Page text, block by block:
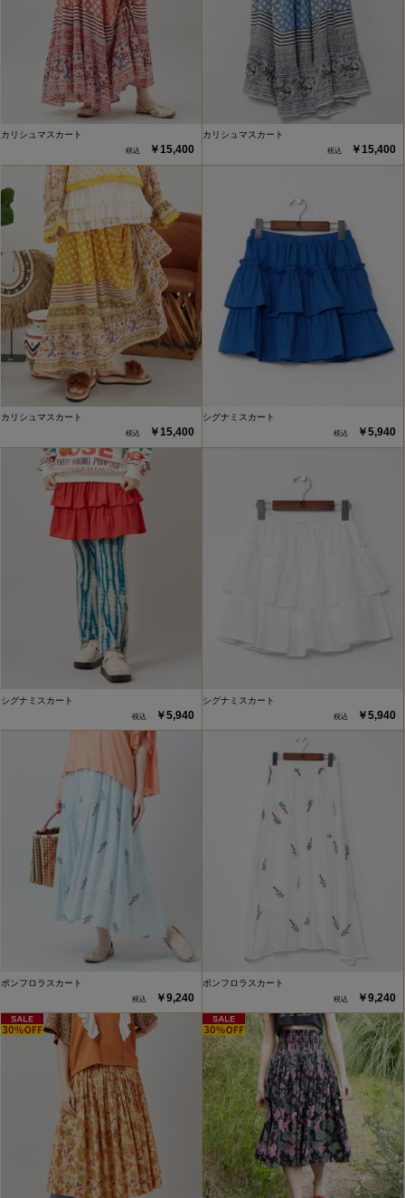
カリシュマスカート
￥15,400
カリシュマスカート
￥15,400
カリシュマスカート
￥15,400
シグナミスカート
￥5,940
シグナミスカート
￥5,940
シグナミスカート
￥5,940
ポンフロラスカート
￥9,240
ポンフロラスカート
￥9,240